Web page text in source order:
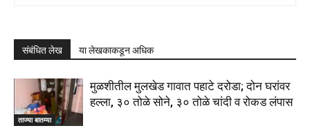
संबंधित लेख या लेखकाकडून अधिक
ताज्या बातम्या
मुळशीतील मुलखेड गावात पहाटे दरोडा; दोन घरांवर
हल्ला, ३० तोळे सोने, ३० तोळे चांदी व रोकड लंपास